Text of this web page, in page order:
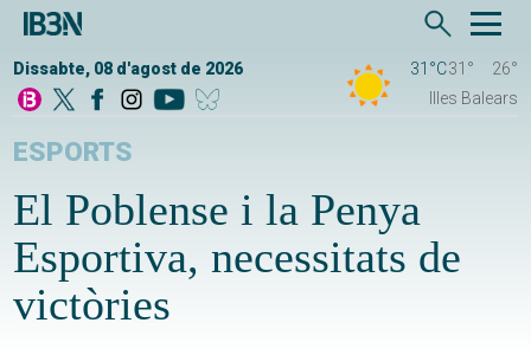
Dissabte, 08 d'agost de 2026 31°C31°
26°
Illes Balears
ESPORTS
El Poblense i la Penya
Esportiva, necessitats de
victòries